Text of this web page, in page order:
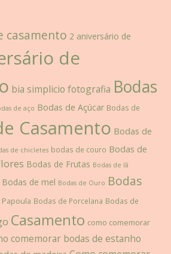
casamento 2 aniversário de
de
bia simplicio fotografia Bodas
de aço Bodas de Açúcar Bodas de
Casamento Bodas de
de chicletes bodas de couro Bodas de
Bodas de Frutas Bodas de lã
Bodas de mel Bodas de Ouro Bodas
Bodas de Porcelana Bodas de
Casamento como comemorar
comemorar bodas de estanho